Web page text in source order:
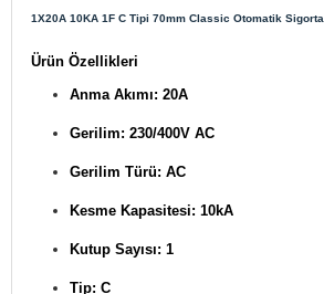
1X20A 10KA 1F C Tipi 70mm Classic Otomatik Sigorta
Ürün Özellikleri
Anma Akımı: 20A
Gerilim: 230/400V AC
Gerilim Türü: AC
Kesme Kapasitesi: 10kA
Kutup Sayısı: 1
Tip: C